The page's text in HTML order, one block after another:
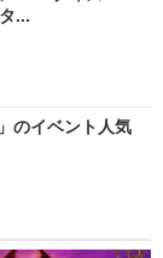
...
のイベント人気